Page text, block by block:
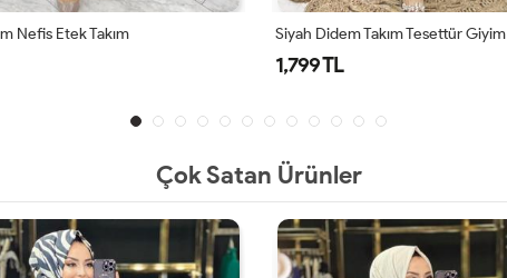
Nefis Etek Takım Siyah Didem Takım Tesettür Giyim
1,799 TL
Çok Satan Ürünler